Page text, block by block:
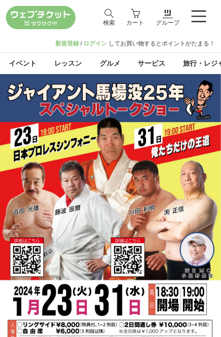
検索 カート グループ
新規登録 / ログイン してお買い物するとポイントがたまる！
イベント レッスン グルメ サービス 旅行・レジ